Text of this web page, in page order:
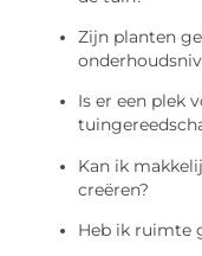
Zijn planten
Is er een plek
Kan ik
creëren?
Heb ik ruimte